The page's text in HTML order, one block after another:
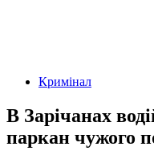
Кримінал
В Зарічанах
паркан чужого